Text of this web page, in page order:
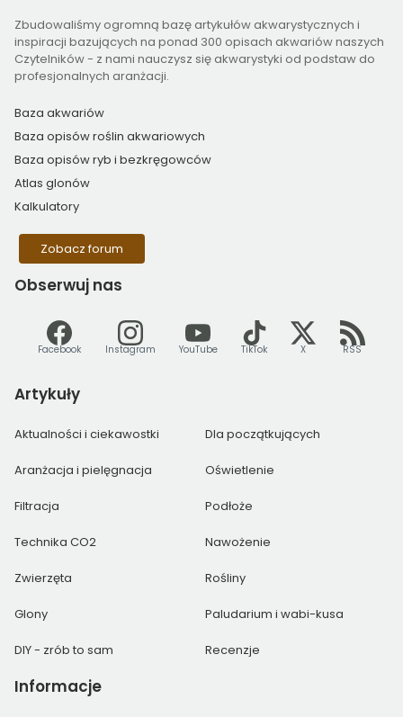
Zbudowaliśmy ogromną bazę artykułów akwarystycznych i
inspiracji bazujących na ponad 300 opisach akwariów naszych
Czytelników - z nami nauczysz się akwarystyki od podstaw do
profesjonalnych aranżacji.
Baza akwariów
Baza opisów roślin akwariowych
Baza opisów ryb i bezkręgowców
Atlas glonów
Kalkulatory
Zobacz forum
Obserwuj nas
Facebook Instagram YouTube TikTok X RSS
Artykuły
Aktualności i ciekawostki Dla początkujących
Aranżacja i pielęgnacja Oświetlenie
Filtracja Podłoże
Technika CO2 Nawożenie
Zwierzęta Rośliny
Glony Paludarium i wabi-kusa
DIY - zrób to sam Recenzje
Informacje